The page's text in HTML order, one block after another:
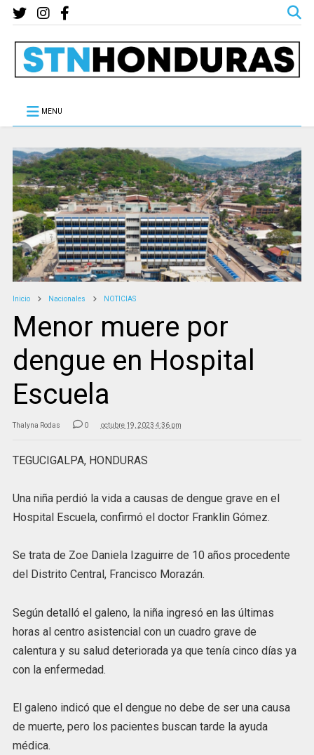
MENU
Inicio Nacionales NOTICIAS
Menor muere por
dengue en Hospital
Escuela
Thalyna Rodas 0 octubre 19, 2023 4:36 pm
TEGUCIGALPA, HONDURAS
Una niña perdió la vida a causas de dengue grave en el
Hospital Escuela, confirmó el doctor Franklin Gómez.
Se trata de Zoe Daniela Izaguirre de 10 años procedente
del Distrito Central, Francisco Morazán.
Según detalló el galeno, la niña ingresó en las últimas
horas al centro asistencial con un cuadro grave de
calentura y su salud deteriorada ya que tenía cinco días ya
con la enfermedad.
El galeno indicó que el dengue no debe de ser una causa
de muerte, pero los pacientes buscan tarde la ayuda
médica.